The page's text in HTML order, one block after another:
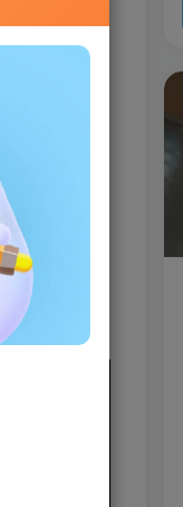
Girl》的
居民们谈